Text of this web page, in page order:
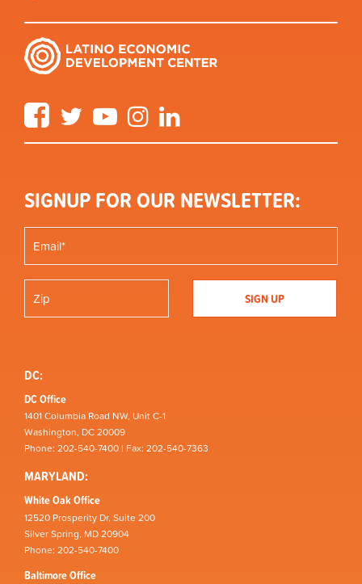
FacebookTwitter YouTube Instagram
SIGNUP FOR OUR NEWSLETTER:
DC:
DC Office
1401 Columbia Road NW, Unit C-1
Washington, DC 20009
Phone: 202-540-7400 | Fax: 202-540-7363
MARYLAND:
White Oak Office
12520 Prosperity Dr, Suite 200
Silver Spring, MD 20904
Phone: 202-540-7400
Baltimore Office